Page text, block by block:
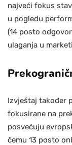
najveći fokus
u pogledu
(14 posto
ulaganja u
Izvještaj također
fokusirane na
posvećuju
čemu 13 posto